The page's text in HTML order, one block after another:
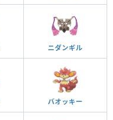
ニダンギル
バオッキー